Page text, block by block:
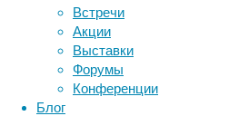
Встречи
Акции
Выставки
Форумы
Конференции
Блог
авария
на
танкере
или
буровой
эмоции эпидемия